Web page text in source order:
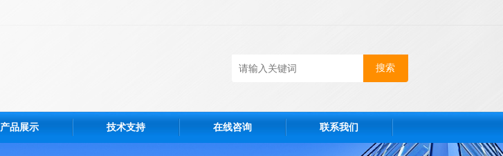
产品展示 技术支持 在线咨询 联系我们